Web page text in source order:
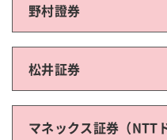
野村證券
松井証券
マネックス証券（NTT